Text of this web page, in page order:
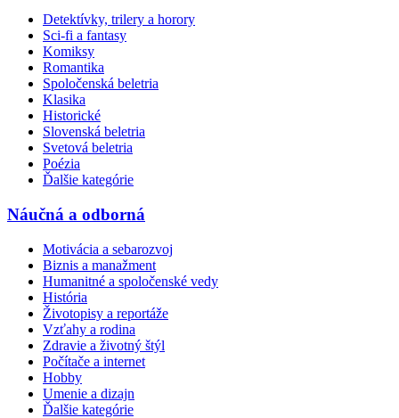
Detektívky, trilery a horory
Sci-fi a fantasy
Komiksy
Romantika
Spoločenská beletria
Klasika
Historické
Slovenská beletria
Svetová beletria
Poézia
Ďalšie kategórie
Náučná a odborná
Motivácia a sebarozvoj
Biznis a manažment
Humanitné a spoločenské vedy
História
Životopisy a reportáže
Vzťahy a rodina
Zdravie a životný štýl
Počítače a internet
Hobby
Umenie a dizajn
Ďalšie kategórie